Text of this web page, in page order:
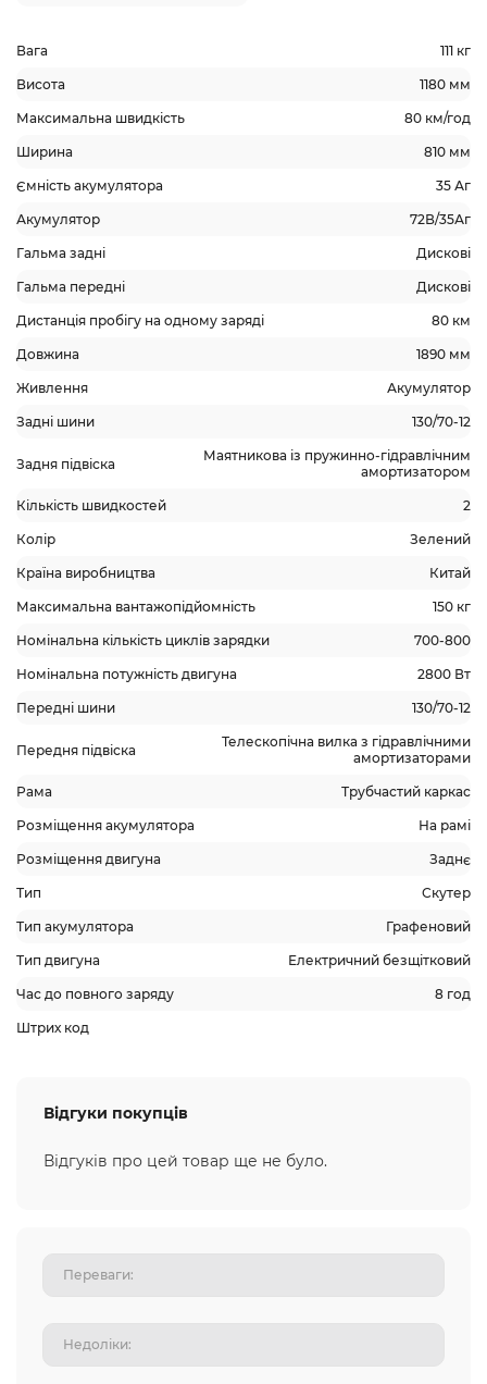
Вага 111 кг
Висота 1180 мм
Максимальна швидкість 80 км/год
Ширина 810 мм
Ємність акумулятора 35 Аг
Акумулятор 72В/35Аг
Гальма задні Дискові
Гальма передні Дискові
Дистанція пробігу на одному заряді 80 км
Довжина 1890 мм
Живлення Акумулятор
Задні шини 130/70-12
Задня підвіска
Маятникова із пружинно-гідравлічним
амортизатором
Кількість швидкостей 2
Колір Зелений
Країна виробництва Китай
Максимальна вантажопідйомність 150 кг
Номінальна кількість циклів зарядки 700-800
Номінальна потужність двигуна 2800 Вт
Передні шини 130/70-12
Передня підвіска
Телескопічна вилка з гідравлічними
амортизаторами
Рама Трубчастий каркас
Розміщення акумулятора На рамі
Розміщення двигуна Заднє
Тип Скутер
Тип акумулятора Графеновий
Тип двигуна Електричний безщітковий
Час до повного заряду 8 год
Штрих код
Відгуки покупців
Відгуків про цей товар ще не було.